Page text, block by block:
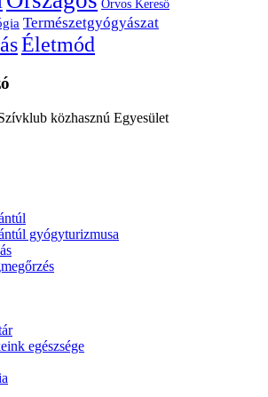
Orvos Kereső
Természetgyógyászat
Életmód
közhasznú Egyesület
gyógyturizmusa
egészsége